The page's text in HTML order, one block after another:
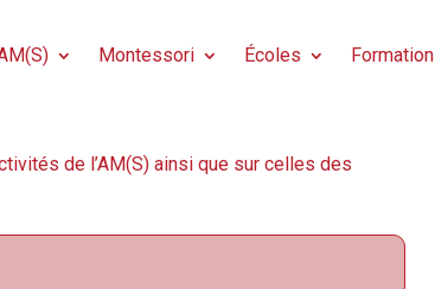
Montessori Écoles Formation
de l’AM(S) ainsi que sur celles des